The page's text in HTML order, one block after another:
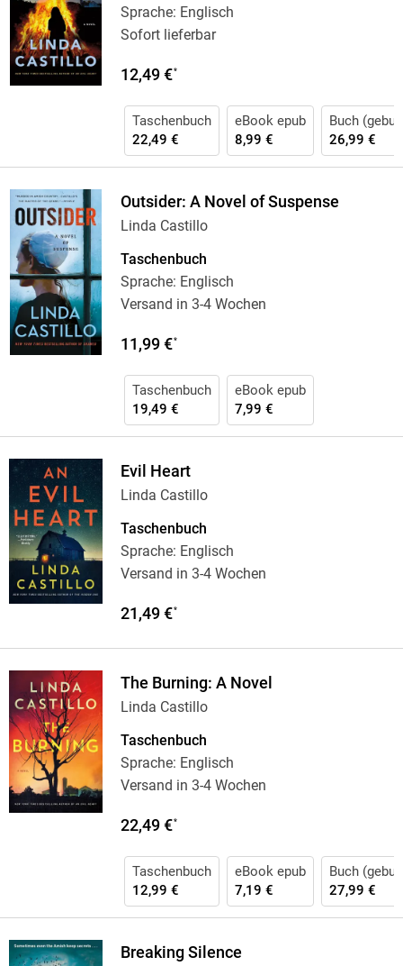
Sprache: Englisch
Sofort lieferbar
12,49 €*
Taschenbuch
22,49 €
eBook epub
8,99 €
Buch
26,99 €
Outsider: A Novel of Suspense
Linda Castillo
Taschenbuch
Sprache: Englisch
Versand in 3-4 Wochen
11,99 €*
Taschenbuch
19,49 €
eBook epub
7,99 €
Evil Heart
Linda Castillo
Taschenbuch
Sprache: Englisch
Versand in 3-4 Wochen
21,49 €*
The Burning: A Novel
Linda Castillo
Taschenbuch
Sprache: Englisch
Versand in 3-4 Wochen
22,49 €*
Taschenbuch
12,99 €
eBook epub
7,19 €
Buch
27,99 €
Breaking Silence